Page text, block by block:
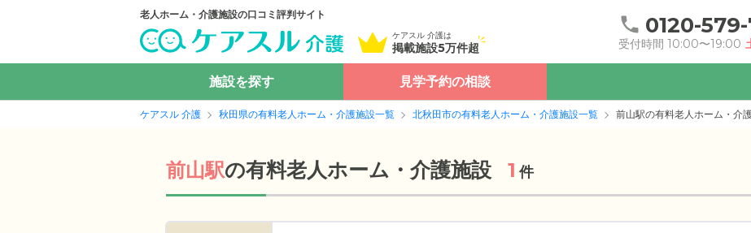
老人ホーム・介護施設の口コミ評判サイト
ケアスル 介護は
掲載施設5万件超
0120-579-
受付時間 10:00〜19:00
施設を探す 見学予約の相談
ケアスル 介護 秋田県の有料老人ホーム・介護施設一覧 北秋田市の有料老人ホーム・介護施設一覧 前山駅の有料老人ホーム・介
前山駅の有料老人ホーム・介護施設 1 件